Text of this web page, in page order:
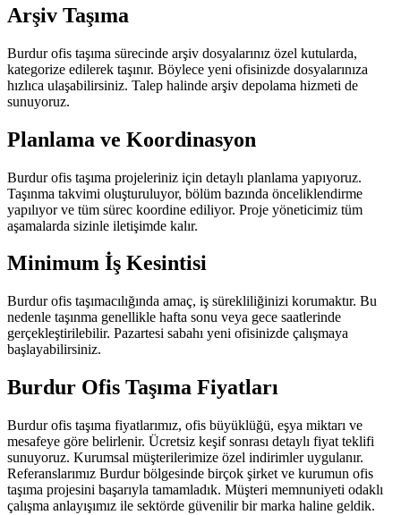
Arşiv Taşıma
Burdur ofis taşıma sürecinde arşiv dosyalarınız özel kutularda,
kategorize edilerek taşınır. Böylece yeni ofisinizde dosyalarınıza
hızlıca ulaşabilirsiniz. Talep halinde arşiv depolama hizmeti de
sunuyoruz.
Planlama ve Koordinasyon
Burdur ofis taşıma projeleriniz için detaylı planlama yapıyoruz.
Taşınma takvimi oluşturuluyor, bölüm bazında önceliklendirme
yapılıyor ve tüm sürec koordine ediliyor. Proje yöneticimiz tüm
aşamalarda sizinle iletişimde kalır.
Minimum İş Kesintisi
Burdur ofis taşımacılığında amaç, iş sürekliliğinizi korumaktır. Bu
nedenle taşınma genellikle hafta sonu veya gece saatlerinde
gerçekleştirilebilir. Pazartesi sabahı yeni ofisinizde çalışmaya
başlayabilirsiniz.
Burdur Ofis Taşıma Fiyatları
Burdur ofis taşıma fiyatlarımız, ofis büyüklüğü, eşya miktarı ve
mesafeye göre belirlenir. Ücretsiz keşif sonrası detaylı fiyat teklifi
sunuyoruz. Kurumsal müşterilerimize özel indirimler uygulanır.
Referanslarımız Burdur bölgesinde birçok şirket ve kurumun ofis
taşıma projesini başarıyla tamamladık. Müşteri memnuniyeti odaklı
çalışma anlayışımız ile sektörde güvenilir bir marka haline geldik.